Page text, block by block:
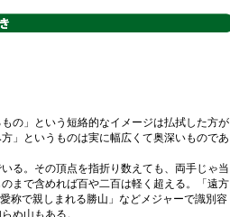
の」という短絡的なイメージは払拭した方が
」というものは実に幅広くて奥深いものであ
る。その頂点を指折り数えても、両手じゃ当
まで含めれば百や二百は軽く超える。「遠方
称で親しまれる勝山」などメジャーで識別容
ぬ山もある。